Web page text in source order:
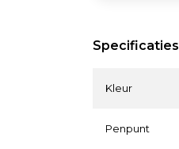
Specificaties
Kleur
Penpunt